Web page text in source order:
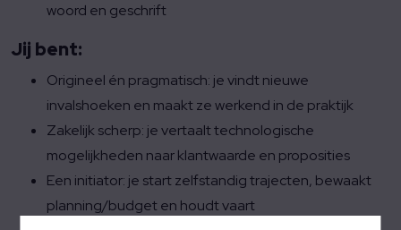
woord en geschrift
Jij bent:
Origineel én pragmatisch: je vindt nieuwe
invalshoeken en maakt ze werkend in de praktijk
Zakelijk scherp: je vertaalt technologische
mogelijkheden naar klantwaarde en proposities
Een initiator: je start zelfstandig trajecten, bewaakt
planning/budget en houdt vaart